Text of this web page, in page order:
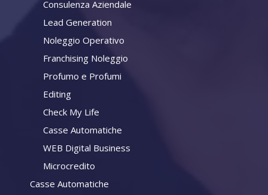
Consulenza Aziendale
Lead Generation
Noleggio Operativo
Franchising Noleggio
Profumo e Profumi
Editing
Check My Life
Casse Automatiche
WEB Digital Business
Microcredito
Casse Automatiche